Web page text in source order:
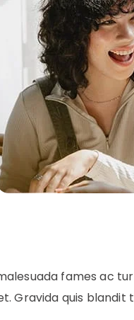
fames ac
Gravida quis blandit